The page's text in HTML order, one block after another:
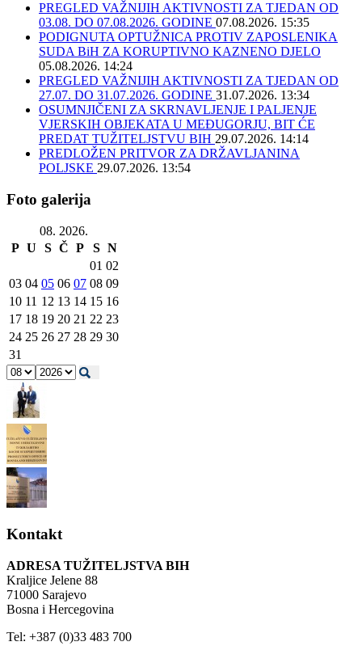
PREGLED VAŽNIJIH AKTIVNOSTI ZA TJEDAN OD
03.08. DO 07.08.2026. GODINE 07.08.2026. 15:35
PODIGNUTA OPTUŽNICA PROTIV ZAPOSLENIKA
SUDA BiH ZA KORUPTIVNO KAZNENO DJELO
05.08.2026. 14:24
PREGLED VAŽNIJIH AKTIVNOSTI ZA TJEDAN OD
27.07. DO 31.07.2026. GODINE 31.07.2026. 13:34
OSUMNJIČENI ZA SKRNAVLJENJE I PALJENJE
VJERSKIH OBJEKATA U MEĐUGORJU, BIT ĆE
PREDAT TUŽITELJSTVU BIH 29.07.2026. 14:14
PREDLOŽEN PRITVOR ZA DRŽAVLJANINA
POLJSKE 29.07.2026. 13:54
Foto galerija
08. 2026.
P U S Č P S N
01 02
03 04 05 06 07 08 09
10 11 12 13 14 15 16
17 18 19 20 21 22 23
24 25 26 27 28 29 30
31
Kontakt
ADRESA TUŽITELJSTVA BIH
Kraljice Jelene 88
71000 Sarajevo
Bosna i Hercegovina
Tel: +387 (0)33 483 700